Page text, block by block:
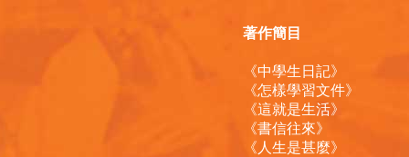
著作簡目
《中學生日記》
《怎樣學習文件》
《這就是生活》
《書信往來》
《人生是甚麼》